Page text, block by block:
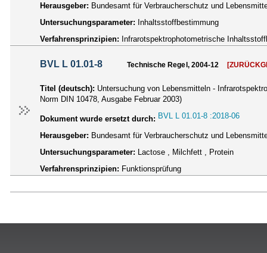
Herausgeber: Bundesamt für Verbraucherschutz und
Untersuchungsparameter: Inhaltsstoffbestimmung
Verfahrensprinzipien: Infrarotspektrophotometrische
BVL L 01.01-8 Technische Regel, 2004-12
Titel (deutsch): Untersuchung von Lebensmitteln -
Norm DIN 10478, Ausgabe Februar 2003)
Dokument wurde ersetzt durch: BVL L 01.01-8 :2018-06
Herausgeber: Bundesamt für Verbraucherschutz und
Untersuchungsparameter: Lactose , Milchfett , Protein
Verfahrensprinzipien: Funktionsprüfung